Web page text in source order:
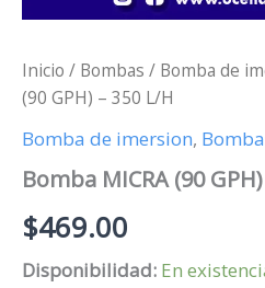
Inicio / Bombas / Bomba de
(90 GPH) – 350 L/H
Bomba de imersion,
Bomba MICRA (90
$469.00
Disponibilidad: En